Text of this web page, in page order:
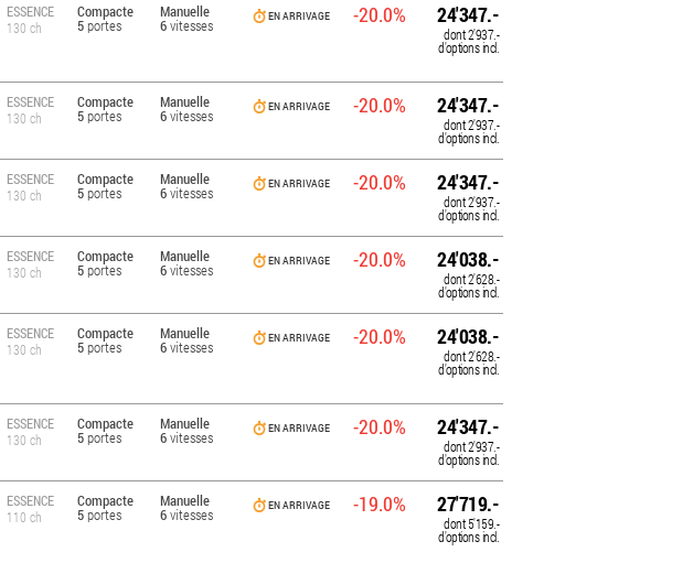
ESSENCE
130 ch
Compacte
5portes
Manuelle
6vitesses EN ARRIVAGE -20.0% 24'347.-
dont2'937.-
d'options incl.
ESSENCE
130 ch
Compacte
5portes
Manuelle
6vitesses EN ARRIVAGE -20.0% 24'347.-
dont2'937.-
d'options incl.
ESSENCE
130 ch
Compacte
5portes
Manuelle
6vitesses EN ARRIVAGE -20.0% 24'347.-
dont2'937.-
d'options incl.
ESSENCE
130 ch
Compacte
5portes
Manuelle
6vitesses EN ARRIVAGE -20.0% 24'038.-
dont2'628.-
d'options incl.
ESSENCE
130 ch
Compacte
5portes
Manuelle
6vitesses EN ARRIVAGE -20.0% 24'038.-
dont2'628.-
d'options incl.
ESSENCE
130 ch
Compacte
5portes
Manuelle
6vitesses EN ARRIVAGE -20.0% 24'347.-
dont2'937.-
d'options incl.
ESSENCE
110 ch
Compacte
5portes
Manuelle
6vitesses EN ARRIVAGE -19.0% 27'719.-
dont5'159.-
d'options incl.